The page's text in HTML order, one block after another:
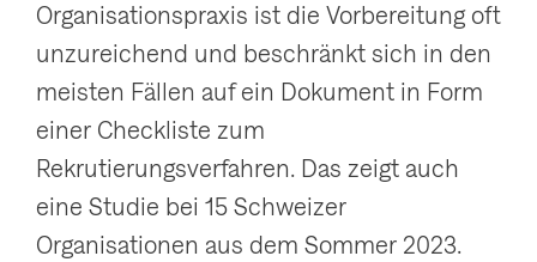
e
i
g
n
Organisationspraxis ist die Vorbereitung oft
unzureichend und beschränkt sich in den
meisten Fällen auf ein Dokument in Form
einer Checkliste zum
Rekrutierungsverfahren. Das zeigt auch
eine Studie bei 15 Schweizer
Organisationen aus dem Sommer 2023.